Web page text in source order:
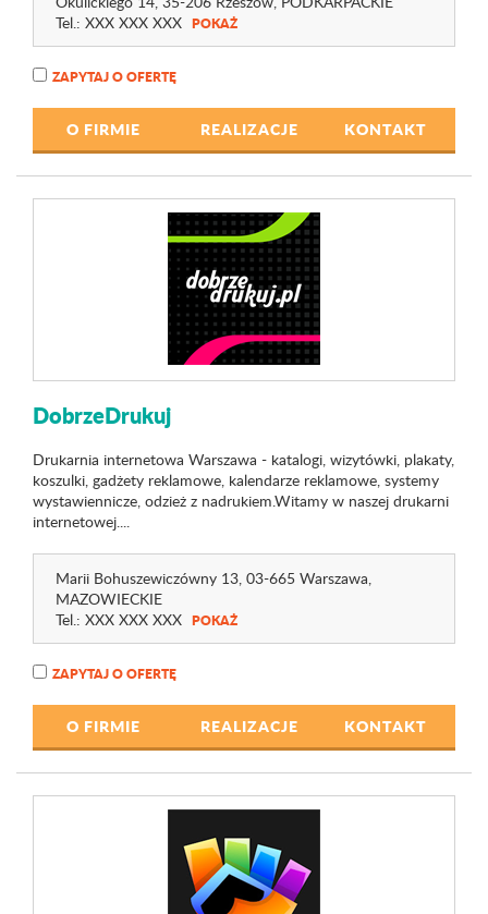
Tel.: XXX XXX XXX POKAŻ
ZAPYTAJ O OFERTĘ
O FIRMIE REALIZACJE KONTAKT
DobrzeDrukuj
Drukarnia internetowa Warszawa - katalogi, wizytówki, plakaty,
koszulki, gadżety reklamowe, kalendarze reklamowe, systemy
wystawiennicze, odzież z nadrukiem.Witamy w naszej drukarni
internetowej....
Marii Bohuszewiczówny 13, 03-665 Warszawa,
MAZOWIECKIE
Tel.: XXX XXX XXX POKAŻ
ZAPYTAJ O OFERTĘ
O FIRMIE REALIZACJE KONTAKT